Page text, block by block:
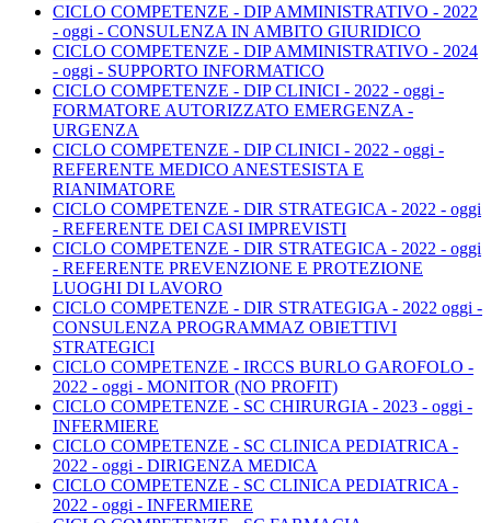
CICLO COMPETENZE - DIP AMMINISTRATIVO - 2022
- oggi - CONSULENZA IN AMBITO GIURIDICO
CICLO COMPETENZE - DIP AMMINISTRATIVO - 2024
- oggi - SUPPORTO INFORMATICO
CICLO COMPETENZE - DIP CLINICI - 2022 - oggi -
FORMATORE AUTORIZZATO EMERGENZA -
URGENZA
CICLO COMPETENZE - DIP CLINICI - 2022 - oggi -
REFERENTE MEDICO ANESTESISTA E
RIANIMATORE
CICLO COMPETENZE - DIR STRATEGICA - 2022 - oggi
- REFERENTE DEI CASI IMPREVISTI
CICLO COMPETENZE - DIR STRATEGICA - 2022 - oggi
- REFERENTE PREVENZIONE E PROTEZIONE
LUOGHI DI LAVORO
CICLO COMPETENZE - DIR STRATEGIGA - 2022 oggi -
CONSULENZA PROGRAMMAZ OBIETTIVI
STRATEGICI
CICLO COMPETENZE - IRCCS BURLO GAROFOLO -
2022 - oggi - MONITOR (NO PROFIT)
CICLO COMPETENZE - SC CHIRURGIA - 2023 - oggi -
INFERMIERE
CICLO COMPETENZE - SC CLINICA PEDIATRICA -
2022 - oggi - DIRIGENZA MEDICA
CICLO COMPETENZE - SC CLINICA PEDIATRICA -
2022 - oggi - INFERMIERE